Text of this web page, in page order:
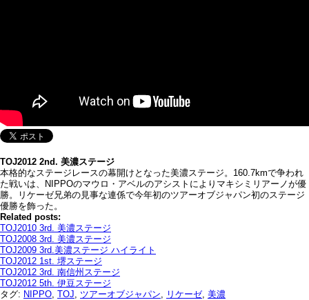
TOJ2012 2nd. 美濃ステージ
本格的なステージレースの幕開けとなった美濃ステージ。160.7kmで争われ
た戦いは、NIPPOのマウロ・アベルのアシストによりマキシミリアーノが優
勝。リケーゼ兄弟の見事な連係で今年初のツアーオブジャパン初のステージ
優勝を飾った。
Related posts:
TOJ2010 3rd. 美濃ステージ
TOJ2008 3rd. 美濃ステージ
TOJ2009 3rd.美濃ステージ ハイライト
TOJ2012 1st. 堺ステージ
TOJ2012 3rd. 南信州ステージ
TOJ2012 5th. 伊豆ステージ
タグ: NIPPO TOJ ツアーオブジャパン リケーゼ, 美濃